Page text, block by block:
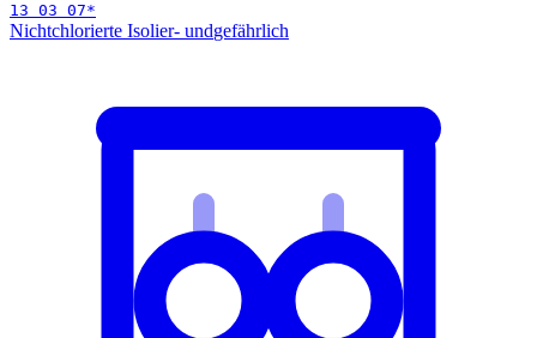
13 03 07*
Nichtchlorierte Isolier- undgefährlich